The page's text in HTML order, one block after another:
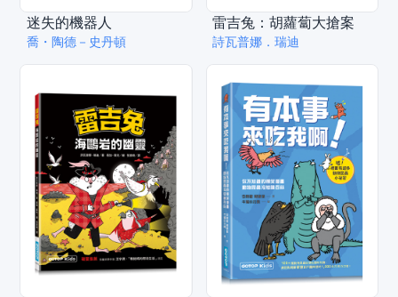
迷失的機器人
喬・陶德－史丹頓
雷吉兔：胡蘿蔔大搶案
詩瓦普娜．瑞迪